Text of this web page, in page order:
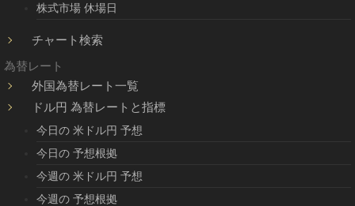
株式市場 休場日
チャート検索
為替レート
外国為替レート一覧
ドル円 為替レートと指標
今日の 米ドル円 予想
今日の 予想根拠
今週の 米ドル円 予想
今週の 予想根拠